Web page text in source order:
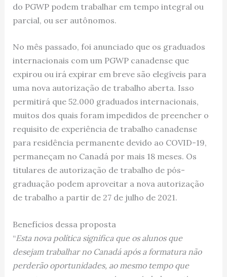
do PGWP podem trabalhar em tempo integral ou
parcial, ou ser autônomos.
No mês passado, foi anunciado que os graduados
internacionais com um PGWP canadense que
expirou ou irá expirar em breve são elegíveis para
uma nova autorização de trabalho aberta. Isso
permitirá que 52.000 graduados internacionais,
muitos dos quais foram impedidos de preencher o
requisito de experiência de trabalho canadense
para residência permanente devido ao COVID-19,
permaneçam no Canadá por mais 18 meses. Os
titulares de autorização de trabalho de pós-
graduação podem aproveitar a nova autorização
de trabalho a partir de 27 de julho de 2021.
Benefícios dessa proposta
“Esta nova política significa que os alunos que
desejam trabalhar no Canadá após a formatura não
perderão oportunidades, ao mesmo tempo que